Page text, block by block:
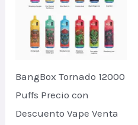
BangBox Tornado 12000
Puffs Precio con
Descuento Vape Venta